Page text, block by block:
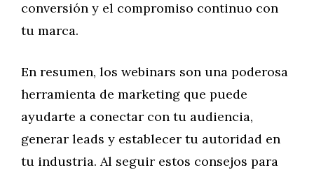
conversión y el compromiso continuo con
tu marca.
En resumen, los webinars son una poderosa
herramienta de marketing que puede
ayudarte a conectar con tu audiencia,
generar leads y establecer tu autoridad en
tu industria. Al seguir estos consejos para